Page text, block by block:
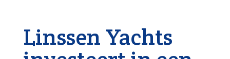
Linssen Yachts